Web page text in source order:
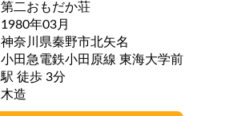
第二おもだか荘
1980年03月
神奈川県秦野市北矢名
小田急電鉄小田原線 東海大学前
駅 徒歩 3分
木造